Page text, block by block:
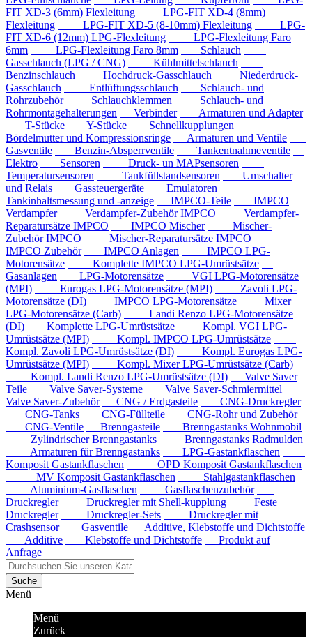
FIT XD-3 (6mm) Flexleitung
LPG-FIT XD-4 (8mm)
Flexleitung
LPG-FIT XD-5 (8-10mm) Flexleitung
LPG-
FIT XD-6 (12mm) LPG-Flexleitung
LPG-Flexleitung Faro
6mm
LPG-Flexleitung Faro 8mm
Schlauch
Gasschlauch (LPG / CNG)
Kühlmittelschlauch
Benzinschlauch
Hochdruck-Gasschlauch
Niederdruck-
Gasschlauch
Entlüftungsschlauch
Schlauch- und
Rohrzubehör
Schlauchklemmen
Schlauch- und
Rohrmontagehalterungen
Verbinder
Armaturen und Adapter
T-Stücke
Y-Stücke
Schnellkupplungen
Bördelmutter und Kompressionsringe
Armaturen und Ventile
Gasventile
Benzin-Absperrventile
Tankentnahmeventile
Elektro
Sensoren
Druck- un MAPsensoren
Temperatursensoren
Tankfüllstandsensoren
Umschalter
und Relais
Gassteuergeräte
Emulatoren
Tankinhaltsmessung und -anzeige
IMPCO-Teile
IMPCO
Verdampfer
Verdampfer-Zubehör IMPCO
Verdampfer-
Reparatursätze IMPCO
IMPCO Mischer
Mischer-
Zubehör IMPCO
Mischer-Reparatursätze IMPCO
IMPCO Zubehör
IMPCO Anlagen
IMPCO LPG-
Motorensätze
Komplette IMPCO LPG-Umrüstsätze
Gasanlagen
LPG-Motorensätze
VGI LPG-Motorensätze
(MPI)
Eurogas LPG-Motorensätze (MPI)
Zavoli LPG-
Motorensätze (DI)
IMPCO LPG-Motorensätze
Mixer
LPG-Motorensätze (Carb)
Landi Renzo LPG-Motorensätze
(DI)
Komplette LPG-Umrüstsätze
Kompl. VGI LPG-
Umrüstsätze (MPI)
Kompl. IMPCO LPG-Umrüstsätze
Kompl. Zavoli LPG-Umrüstsätze (DI)
Kompl. Eurogas LPG-
Umrüstsätze (MPI)
Kompl. Mixer LPG-Umrüstsätze (Carb)
Kompl. Landi Renzo LPG-Umrüstsätze (DI)
Valve Saver
Teile
Valve Saver-Systeme
Valve Saver-Schmiermittel
Valve Saver-Zubehör
CNG / Erdgasteile
CNG-Druckregler
CNG-Tanks
CNG-Füllteile
CNG-Rohr und Zubehör
CNG-Ventile
Brenngasteile
Brenngastanks Wohnmobil
Zylindrischer Brenngastanks
Brenngastanks Radmulden
Armaturen für Brenngastanks
LPG-Gastankflaschen
Komposit Gastankflaschen
OPD Komposit Gastankflaschen
MV Komposit Gastankflaschen
Stahlgastankflaschen
Aluminium-Gasflaschen
Gasflaschenzubehör
Druckregler
Druckregler mit Shell-kupplung
Feste
Druckregler
Druckregler-Sets
Druckregler mit
Crashsensor
Gasventile
Additive, Klebstoffe und Dichtstoffe
Additive
Klebstoffe und Dichtstoffe
Produkt auf
Anfrage
Suche
Menü
Menü
Zurück